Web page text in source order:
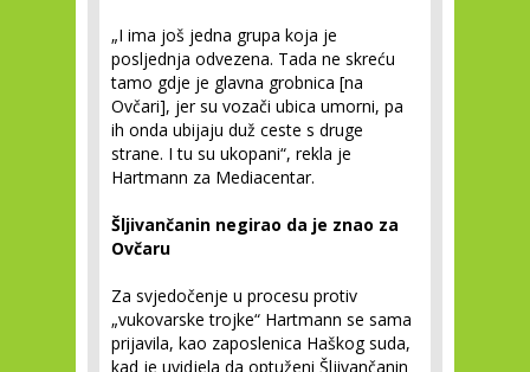
„I ima još jedna grupa koja je
posljednja odvezena. Tada ne skreću
tamo gdje je glavna grobnica [na
Ovčari], jer su vozači ubica umorni, pa
ih onda ubijaju duž ceste s druge
strane. I tu su ukopani“, rekla je
Hartmann za Mediacentar.
Šljivančanin negirao da je znao za
Ovčaru
Za svjedočenje u procesu protiv
„vukovarske trojke“ Hartmann se sama
prijavila, kao zaposlenica Haškog suda,
kad je uvidjela da optuženi Šljivančanin